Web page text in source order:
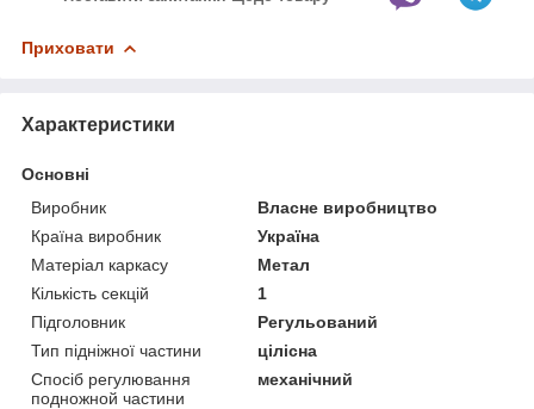
Приховати
Характеристики
Основні
Виробник
Власне виробництво
Країна виробник
Україна
Матеріал каркасу
Метал
Кількість секцій
1
Підголовник
Регульований
Тип підніжної частини
цілісна
Спосіб регулювання
подножной частини
механічний